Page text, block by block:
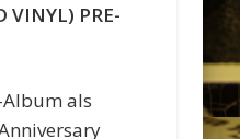
VINYL) PRE-
Album als